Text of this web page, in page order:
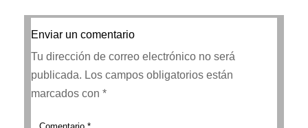
Enviar un comentario
Tu dirección de correo electrónico no será
publicada. Los campos obligatorios están
marcados con *